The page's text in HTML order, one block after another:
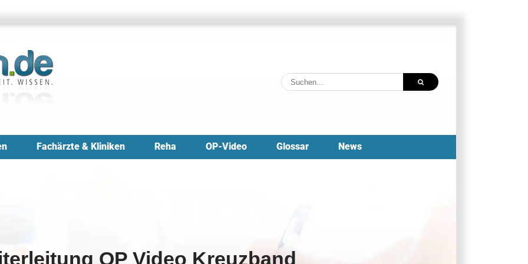
Suche
nach:
Fachärzte & Kliniken Reha OP-Video Glossar News
OP Video Kreuzband